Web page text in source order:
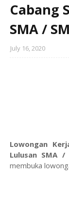
Cabang
SMA /
July 16, 2020
Lowongan
Lulusan SMA /
membuka